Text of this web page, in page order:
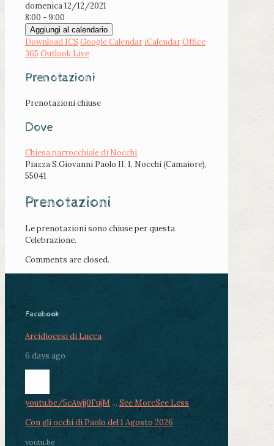
domenica 12/12/2021
8:00 - 9:00
Aggiungi al calendario
Download ICS Google Calendar iCalendarOffice
365 Outlook Live
Prenotazioni
Prenotazioni chiuse
Dove
Chiesa parrocchiale di Nocchi
Piazza S.Giovanni Paolo II, 1, Nocchi (Camaiore),
55041
Prenotazioni
Le prenotazioni sono chiuse per questa
Celebrazione.
Comments are closed.
Facebook
Arcidiocesi di Lucca
6 days ago
youtu.be/5cAwjj0FujM ... See MoreSee Less
Con gli occhi di Paolo del 1 Agosto 2026
youtu.be